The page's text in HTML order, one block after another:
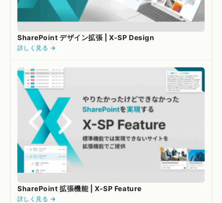
SharePoint デザイン拡張 | X-SP Design
詳しく見る →
SharePoint 拡張機能 | X-SP Feature
詳しく見る →